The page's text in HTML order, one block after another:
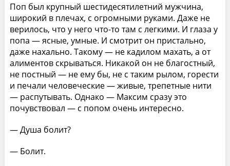
Поп был крупный шестидесятилетний мужчина,
широкий в плечах, с огромными руками. Даже не
верилось, что у него что-то там с легкими. И глаза у
попа — ясные, умные. И смотрит он пристально,
даже нахально. Такому — не кадилом махать, а от
алиментов скрываться. Никакой он не благостный,
не постный — не ему бы, не с таким рылом, горести
и печали человеческие — живые, трепетные нити
— распутывать. Однако — Максим сразу это
почувствовал — с попом очень интересно.
— Душа болит?
— Болит.